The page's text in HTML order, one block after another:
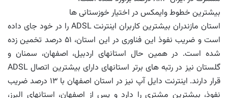
بیشترین خطوط وایمکس در اختیار خوزستانی ها
استان مازندران بیشترین کاربران اینترنت ADSL را در خود جای داده
است و ضریب نفوذ این فناوری در این استان، ۵۱ درصد تخمین زده
شده است. در همین حال استانهای اردبیل، اصفهان، سمنان و
گلستان نیز در رتبه های برتر استانهای دارای بیشترین اتصال ADSL
قرار دارند. اینترنت دایل آپ نیز در استان اصفهان با ۱۳ درصد ضریب
نفوذ، بیشترین مشتری را دارد و پس از اصفهان، استانهای البرز،